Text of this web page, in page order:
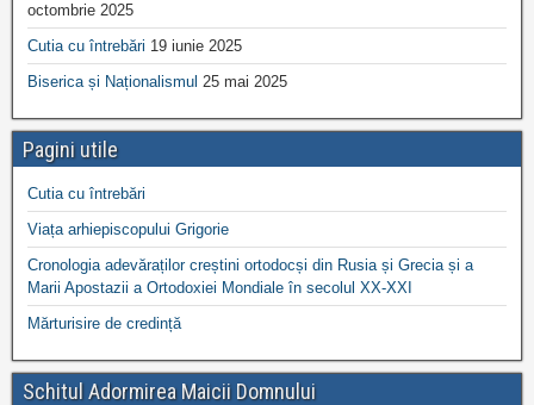
octombrie 2025
Cutia cu întrebări 19 iunie 2025
Biserica și Naționalismul 25 mai 2025
Pagini utile
Cutia cu întrebări
Viața arhiepiscopului Grigorie
Cronologia adevăraților creștini ortodocși din Rusia și Grecia și a
Marii Apostazii a Ortodoxiei Mondiale în secolul XX-XXI
Mărturisire de credință
Schitul Adormirea Maicii Domnului